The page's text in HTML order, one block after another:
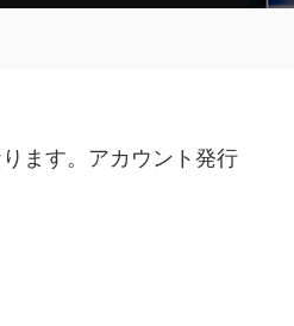
ます。アカウント発行